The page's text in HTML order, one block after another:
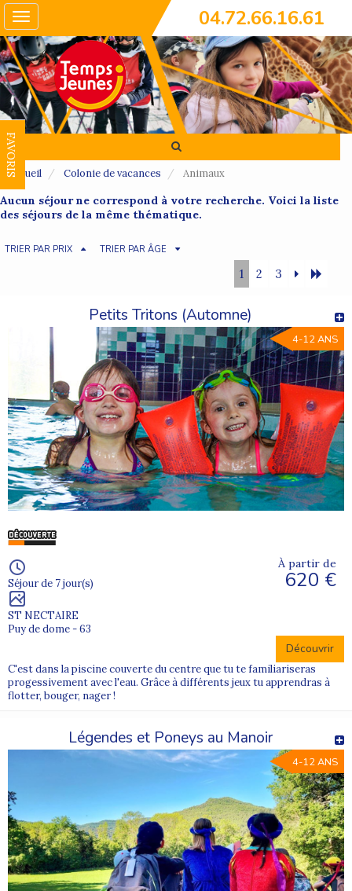
Toggle
navigation
04.72.66.16.61
FAVORIS
Accueil Colonie de vacances Animaux
Aucun séjour ne correspond à votre recherche. Voici la liste
des séjours de la même thématique.
TRIER PAR PRIX TRIER PAR ÂGE
1 2 3
Petits Tritons (Automne)
4-12 ANS
Séjour de 7 jour(s)
ST NECTAIRE
Puy de dome - 63
À partir de
620 €
Découvrir
C'est dans la piscine couverte du centre que tu te familiariseras
progessivement avec l'eau. Grâce à différents jeux tu apprendras à
flotter, bouger, nager !
Légendes et Poneys au Manoir
4-12 ANS